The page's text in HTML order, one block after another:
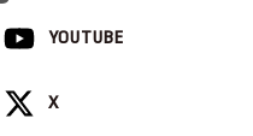
YOUTUBE
X